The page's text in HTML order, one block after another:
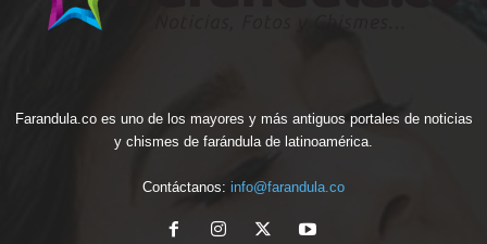
Farandula.co es uno de los mayores y más antiguos portales de noticias
y chismes de farándula de latinoamérica.
Contáctanos: info@farandula.co